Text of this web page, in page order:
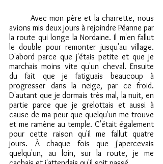
avions mis deux jours à rejoindre Péanne par
la route qui longe la Nordaine. Il m'en fallut
le double pour remonter jusqu'au village.
D'abord parce que j'étais petite et que je
marchais moins vite qu'un cheval. Ensuite
du fait que je fatiguais beaucoup à
progresser dans la neige, par ce froid.
D'autant que je dormais très mal, la nuit, en
partie parce que je grelottais et aussi à
cause de ma peur que quelqu'un me trouve
et me ramène au temple. C'était également
pour cette raison qu'il me fallut quatre
jours. À chaque fois que j'apercevais
quelqu'un, au loin, sur la route, je me